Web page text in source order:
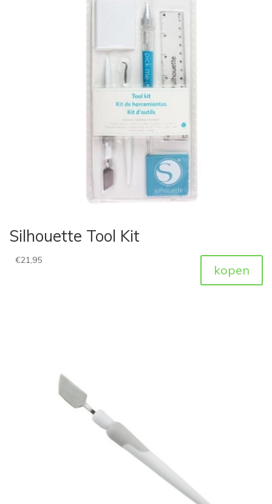
Silhouette Tool Kit
€21,95
kopen